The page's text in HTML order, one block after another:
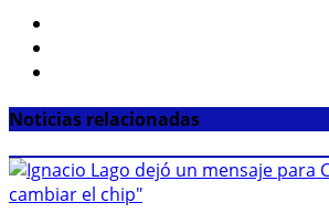
Noticias relacionadas